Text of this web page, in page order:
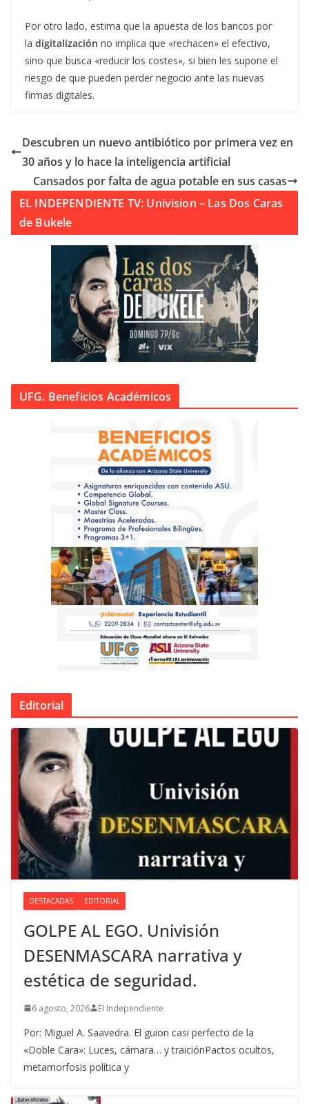
Por otro lado, estima que la apuesta de los bancos por
la digitalización no implica que «rechacen» el efectivo,
sino que busca «reducir los costes», si bien les supone el
riesgo de que pueden perder negocio ante las nuevas
firmas digitales.
Descubren un nuevo antibiótico por primera vez en
30 años y lo hace la inteligencia artificial
Cansados por falta de agua potable en sus casas
EL INDEPENDIENTE TV: Univision – Las Dos Caras
de Bukele
UFG. Beneficios Académicos
Editorial
DESTACADAS EDITORIAL
GOLPE AL EGO. Univisión
DESENMASCARA narrativa y
estética de seguridad.
6 agosto, 2026 El Independiente
Por: Miguel A. Saavedra. El guion casi perfecto de la
«Doble Cara»: Luces, cámara… y traiciónPactos ocultos,
metamorfosis política y